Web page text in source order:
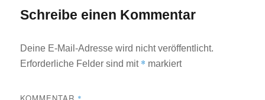
Schreibe einen Kommentar
Deine E-Mail-Adresse wird nicht veröffentlicht.
Erforderliche Felder sind mit * markiert